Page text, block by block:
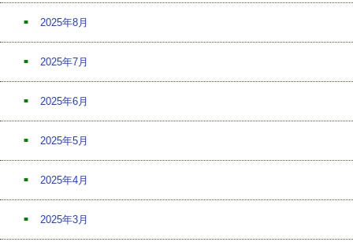
2025年8月
2025年7月
2025年6月
2025年5月
2025年4月
2025年3月